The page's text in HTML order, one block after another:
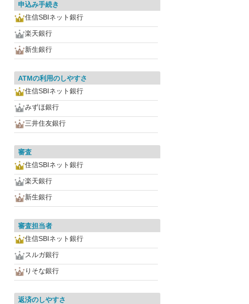
申込み手続き
住信SBIネット銀行
楽天銀行
新生銀行
ATMの利用のしやすさ
住信SBIネット銀行
みずほ銀行
三井住友銀行
審査
住信SBIネット銀行
楽天銀行
新生銀行
審査担当者
住信SBIネット銀行
スルガ銀行
りそな銀行
返済のしやすさ